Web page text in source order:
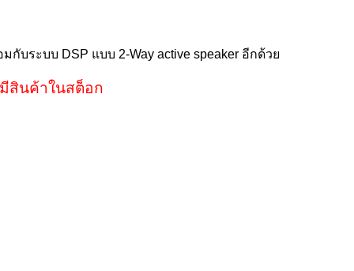
มกับระบบ DSP แบบ 2-Way active speaker อีกด้วย
สินค้าในสต็อก